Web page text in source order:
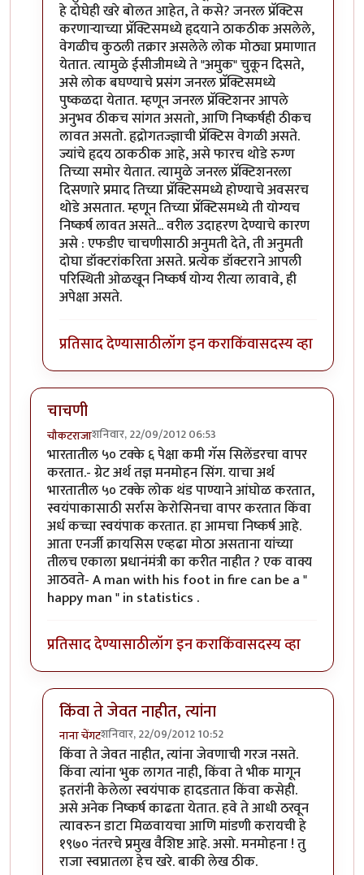
हे दोघेही खरे बोलत आहेत, ते कसे? जनरल प्रॅक्टिस
करणार्‍याच्या प्रॅक्टिसमध्ये हृदयाने ठाकठीक असलेले,
वेगळीच कुठली तक्रार असलेले लोक मोठ्या प्रमाणात
येतात. त्यामुळे ईसीजीमध्ये ते "अमुक" चुकून दिसते,
असे लोक बघण्याचे प्रसंग जनरल प्रॅक्टिसमध्ये
पुष्कळदा येतात. म्हणून जनरल प्रॅक्टिशनर आपले
अनुभव ठीकच सांगत असतो, आणि निष्कर्षही ठीकच
लावत असतो. हृद्रोगतज्ज्ञाची प्रॅक्टिस वेगळी असते.
ज्यांचे हृदय ठाकठीक आहे, असे फारच थोडे रुग्ण
तिच्या समोर येतात. त्यामुळे जनरल प्रॅक्टिशनरला
दिसणारे प्रमाद तिच्या प्रॅक्टिसमध्ये होण्याचे अवसरच
थोडे असतात. म्हणून तिच्या प्रॅक्टिसमध्ये ती योग्यच
निष्कर्ष लावत असते... वरील उदाहरण देण्याचे कारण
असे : एफडीए चाचणीसाठी अनुमती देते, ती अनुमती
दोघा डॉक्टरांकरिता असते. प्रत्येक डॉक्टराने आपली
परिस्थिती ओळखून निष्कर्ष योग्य रीत्या लावावे, ही
अपेक्षा असते.
प्रतिसाद देण्यासाठीलॉग इन कराकिंवासदस्य व्हा
चाचणी
चौकटराजाशनिवार, 22/09/2012 06:53
भारतातील ५० टक्के ६ पेक्षा कमी गॅस सिलेंडरचा वापर
करतात.- ग्रेट अर्थ तज्ञ मनमोहन सिंग. याचा अर्थ
भारतातील ५० टक्के लोक थंड पाण्याने आंघोळ करतात,
स्वयंपाकासाठी सर्रास केरोसिनचा वापर करतात किंवा
अर्ध कच्चा स्वयंपाक करतात. हा आमचा निष्कर्ष आहे.
आता एनर्जी क्रायसिस एव्हढा मोठा असताना यांच्या
तीलच एकाला प्रधानंमंत्री का करीत नाहीत ? एक वाक्य
आठवते- A man with his foot in fire can be a "
happy man " in statistics .
प्रतिसाद देण्यासाठीलॉग इन कराकिंवासदस्य व्हा
किंवा ते जेवत नाहीत, त्यांना
नाना चेंगटशनिवार, 22/09/2012 10:52
In reply toचाचणीbyचौकटराजा
किंवा ते जेवत नाहीत, त्यांना जेवणाची गरज नसते.
किंवा त्यांना भुक लागत नाही, किंवा ते भीक मागून
इतरांनी केलेला स्वयंपाक हादडतात किंवा कसेही.
असे अनेक निष्कर्ष काढता येतात. हवे ते आधी ठरवून
त्यावरुन डाटा मिळवायचा आणि मांडणी करायची हे
१९७० नंतरचे प्रमुख वैशिष्ट आहे. असो. मनमोहना ! तु
राजा स्वप्नातला हेच खरे. बाकी लेख ठीक.